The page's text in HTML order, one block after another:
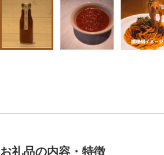
お礼品の内容・特徴